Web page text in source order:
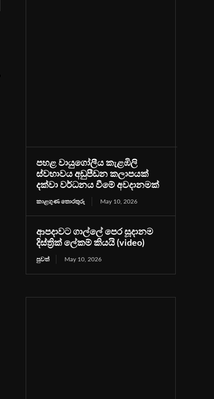
පහළ වායුගෝලීය කැළඹිලි
ස්වභාවය අඩුපීඩන කලාපයක්
දක්වා වර්ධනය වීමේ අවදානමක්
කාළගුණ තොරතුරු May 10, 2026
ආපදාවට ගාල්ලේ පෙර සූදානම
දිස්ත්‍රික් ලේකම් කියයි (video)
පුවත් May 10, 2026